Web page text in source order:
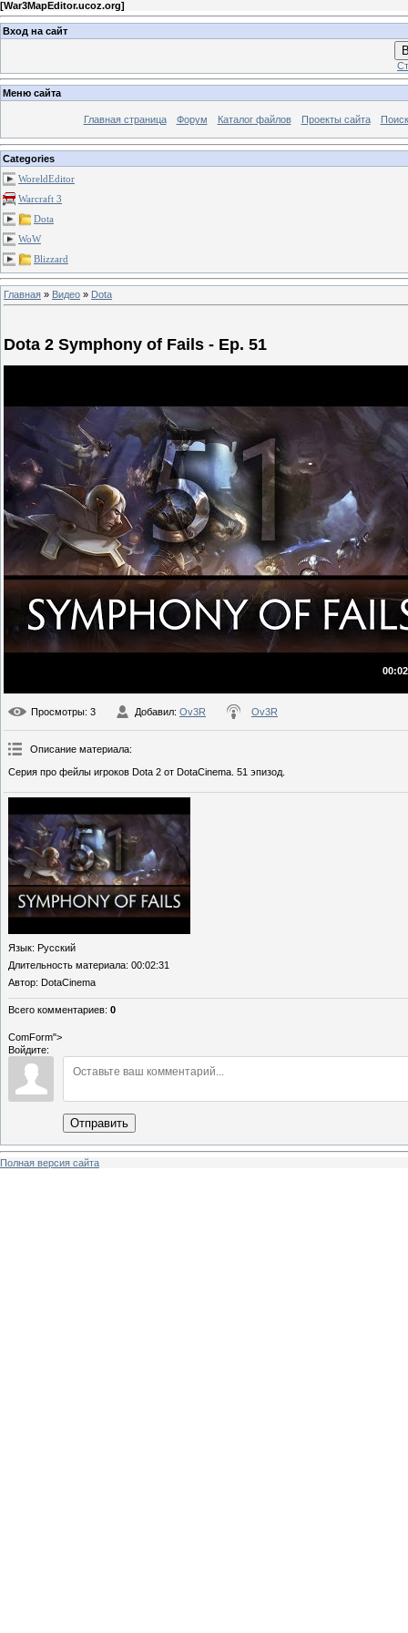
[War3MapEditor.ucoz.org]
Вход на сайт
Меню сайта
Главная страница Форум Каталог файлов Проекты сайта
Categories
WoreldEditor
Warcraft 3
Dota
WoW
Blizzard
Главная » Видео » Dota
Dota 2 Symphony of Fails - Ep. 51
Просмотры: 3 Добавил: Ov3R Ov3R
Описание материала:
Серия про фейлы игроков Dota 2 от DotaCinema. 51 эпизод.
Язык: Русский
Длительность материала: 00:02:31
Автор: DotaCinema
Всего комментариев: 0
ComForm">
Войдите:
Отправить
Полная версия сайта